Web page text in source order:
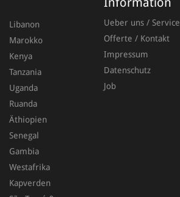
Libanon
Marokko
Kenya
Tanzania
Uganda
Ruanda
Äthiopien
Senegal
Gambia
Westafrika
Kapverden
Ueber uns / Service
Offerte / Kontakt
Impressum
Datenschutz
Job